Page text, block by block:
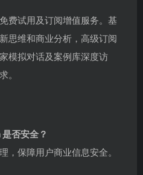
费试用及订阅增值服务。基
思维和商业分析，高级订阅
模拟对话及案例库深度访
。
否安全？
，保障用户商业信息安全。